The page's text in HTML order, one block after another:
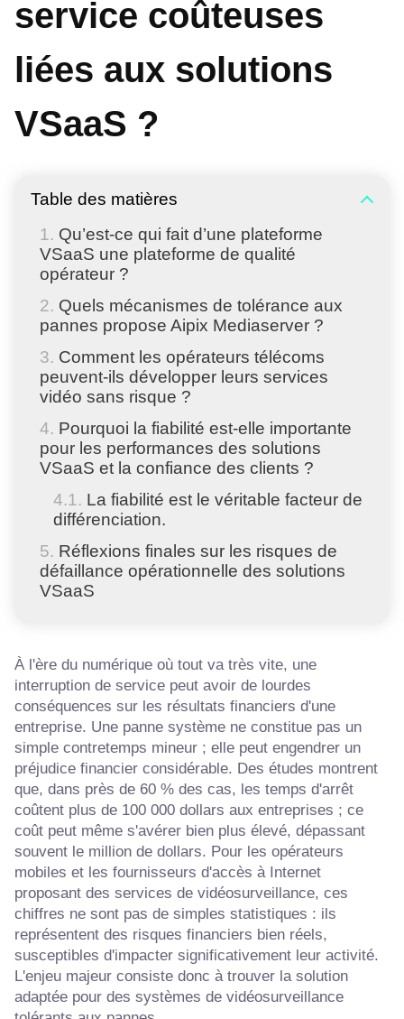
service coûteuses
liées aux solutions
VSaaS ?
Table des matières
Qu’est-ce qui fait d’une plateforme
VSaaS une plateforme de qualité
opérateur ?
Quels mécanismes de tolérance aux
pannes propose Aipix Mediaserver ?
Comment les opérateurs télécoms
peuvent-ils développer leurs services
vidéo sans risque ?
Pourquoi la fiabilité est-elle importante
pour les performances des solutions
VSaaS et la confiance des clients ?
La fiabilité est le véritable facteur de
différenciation.
Réflexions finales sur les risques de
défaillance opérationnelle des solutions
VSaaS
À l'ère du numérique où tout va très vite, une
interruption de service peut avoir de lourdes
conséquences sur les résultats financiers d'une
entreprise. Une panne système ne constitue pas un
simple contretemps mineur ; elle peut engendrer un
préjudice financier considérable. Des études montrent
que, dans près de 60 % des cas, les temps d'arrêt
coûtent plus de 100 000 dollars aux entreprises ; ce
coût peut même s'avérer bien plus élevé, dépassant
souvent le million de dollars. Pour les opérateurs
mobiles et les fournisseurs d'accès à Internet
proposant des services de vidéosurveillance, ces
chiffres ne sont pas de simples statistiques : ils
représentent des risques financiers bien réels,
susceptibles d'impacter significativement leur activité.
L'enjeu majeur consiste donc à trouver la solution
adaptée pour des systèmes de vidéosurveillance